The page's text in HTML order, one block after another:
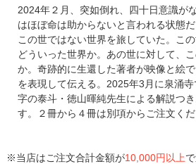
2024年２月、突如倒れ、四十日意識が
はほぼ命は助からないと言われる状態
この世ではない世界を旅していた。こ
どういった世界か。あの世に対して、
か。奇跡的に生還した著者が映像と絵
を表現して伝える。2025年3月に泉涌
字の泰斗・徳山暉純先生による解説つ
す。２冊から４冊は別項からご注文くだ
※当店はご注文合計金額が10,000円以上